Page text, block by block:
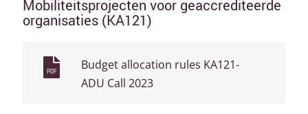
Mobiliteitsprojecten voor geaccrediteerde
organisaties (KA121)
PDF
Budget allocation rules KA121-
ADU Call 2023